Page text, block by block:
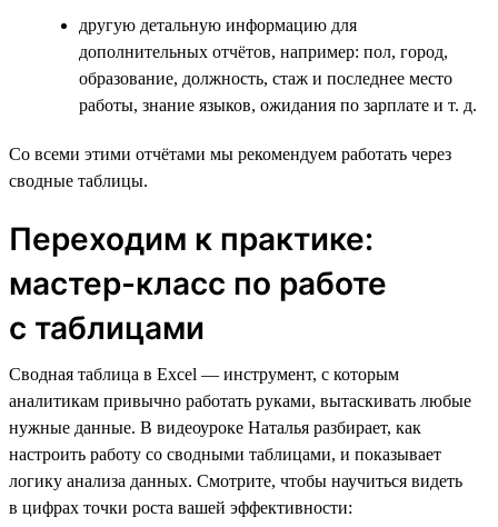
другую детальную информацию для
дополнительных отчётов, например: пол, город,
образование, должность, стаж и последнее место
работы, знание языков, ожидания по зарплате и т. д.
Со всеми этими отчётами мы рекомендуем работать через
сводные таблицы.
Переходим к практике:
мастер-класс по работе
с таблицами
Сводная таблица в Excel — инструмент, с которым
аналитикам привычно работать руками, вытаскивать любые
нужные данные. В видеоуроке Наталья разбирает, как
настроить работу со сводными таблицами, и показывает
логику анализа данных. Смотрите, чтобы научиться видеть
в цифрах точки роста вашей эффективности: